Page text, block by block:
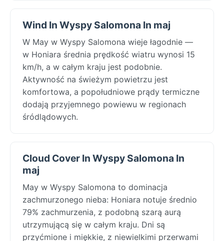
Wind In Wyspy Salomona In maj
W May w Wyspy Salomona wieje łagodnie —
w Honiara średnia prędkość wiatru wynosi 15
km/h, a w całym kraju jest podobnie.
Aktywność na świeżym powietrzu jest
komfortowa, a popołudniowe prądy termiczne
dodają przyjemnego powiewu w regionach
śródlądowych.
Cloud Cover In Wyspy Salomona In
maj
May w Wyspy Salomona to dominacja
zachmurzonego nieba: Honiara notuje średnio
79% zachmurzenia, z podobną szarą aurą
utrzymującą się w całym kraju. Dni są
przyćmione i miękkie, z niewielkimi przerwami